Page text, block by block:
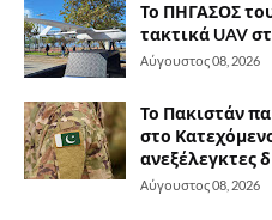
Το ΠΗΓΑΣΟΣ
τακτικά UAV
Αύγουστος 08, 2026
Το Πακιστάν
στο
ανεξέλεγκτες
Αύγουστος 08, 2026